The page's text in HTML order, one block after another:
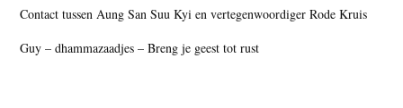
Contact tussen Aung San Suu Kyi en vertegenwoordiger Rode Kruis
Guy – dhammazaadjes – Breng je geest tot rust